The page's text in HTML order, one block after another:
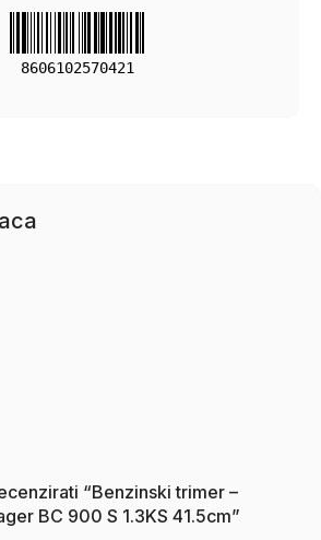
8606102570421
“Benzinski trimer –
BC 900 S 1.3KS 41.5cm”